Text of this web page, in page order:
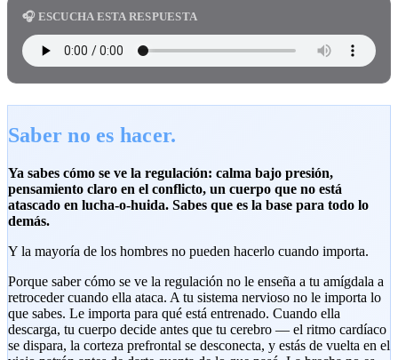
🎧 ESCUCHA ESTA RESPUESTA
Saber no es hacer.
Ya sabes cómo se ve la regulación: calma bajo presión,
pensamiento claro en el conflicto, un cuerpo que no está
atascado en lucha-o-huida. Sabes que es la base para todo lo
demás.
Y la mayoría de los hombres no pueden hacerlo cuando importa.
Porque saber cómo se ve la regulación no le enseña a tu amígdala a
retroceder cuando ella ataca. A tu sistema nervioso no le importa lo
que sabes. Le importa para qué está entrenado. Cuando ella
descarga, tu cuerpo decide antes que tu cerebro — el ritmo cardíaco
se dispara, la corteza prefrontal se desconecta, y estás de vuelta en el